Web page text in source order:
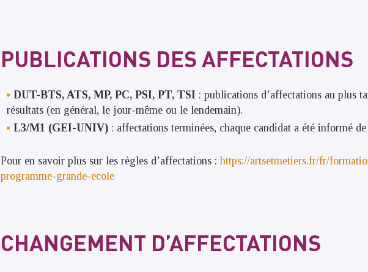
PUBLICATIONS DES AFFECTATIONS
DUT-BTS, ATS, MP, PC, PSI, PT, TSI : publications d’affectations au plus
résultats (en général, le jour-même ou le lendemain).
L3/M1 (GEI-UNIV) : affectations terminées, chaque candidat a été informé
Pour en savoir plus sur les règles d’affectations :https://artsetmetiers.fr/fr/
programme-grande-ecole
CHANGEMENT D’AFFECTATIONS